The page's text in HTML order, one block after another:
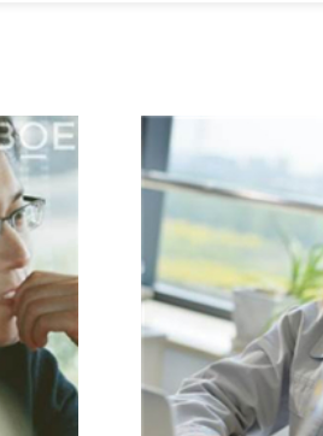
中心的职级评价专业技术发展通
的职业发展机会，公司设立了多
，通过管理职务与管理职级的晋升
专业出发选择自己的职业发展路
，让员工在不同的岗位、在不同
员工成长机制
增长”的人才发展理念，将公司